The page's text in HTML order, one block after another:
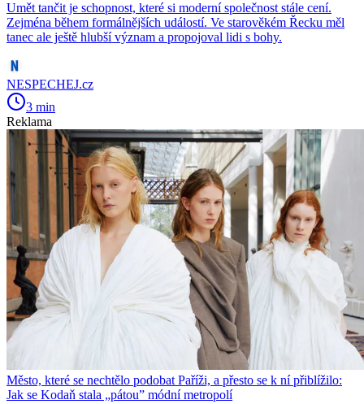
Umět tančit je schopnost, které si moderní společnost stále cení.
Zejména během formálnějších událostí. Ve starověkém Řecku měl
tanec ale ještě hlubší význam a propojoval lidi s bohy.
NESPECHEJ.cz
3 min
Reklama
Město, které se nechtělo podobat Paříži, a přesto se k ní přiblížilo:
Jak se Kodaň stala „pátou” módní metropolí